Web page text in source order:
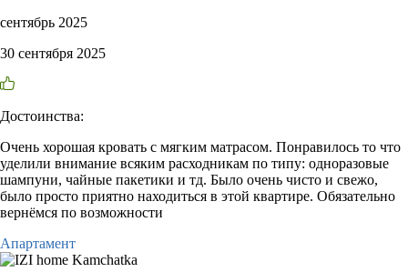
сентябрь 2025
30 сентября 2025
Достоинства:
Очень хорошая кровать с мягким матрасом. Понравилось то что
уделили внимание всяким расходникам по типу: одноразовые
шампуни, чайные пакетики и тд. Было очень чисто и свежо,
было просто приятно находиться в этой квартире. Обязательно
вернёмся по возможности
Апартамент